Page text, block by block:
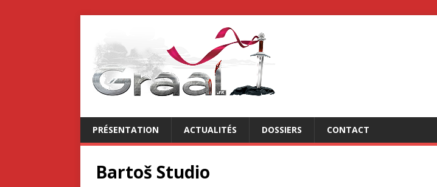
PRÉSENTATION ACTUALITÉS DOSSIERS CONTACT
Bartoš Studio